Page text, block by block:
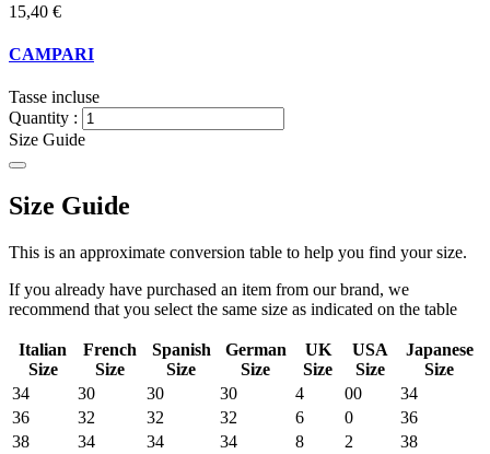
15,40 €
CAMPARI
Tasse incluse
Quantity :
Size Guide
Size Guide
This is an approximate conversion table to help you find your size.
If you already have purchased an item from our brand, we
recommend that you select the same size as indicated on the table
Italian
Size
French
Size
Spanish
Size
German
Size
UK
Size
USA
Size
Japanese
Size
34
30 30 30 4 00
34
36
32 32 32 6 0
36
38
34 34 34 8 2
38